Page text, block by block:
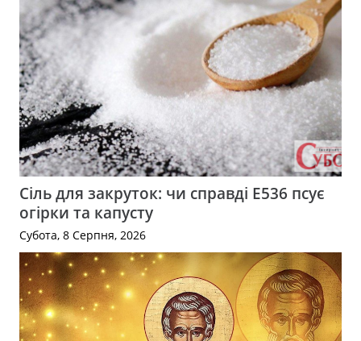
Сіль для закруток: чи справді Е536 псує
огірки та капусту
Субота, 8 Серпня, 2026